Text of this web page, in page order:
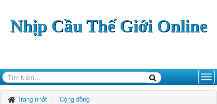
Nhịp Cầu Thế Giới Online
Trang nhất Cộng đồng